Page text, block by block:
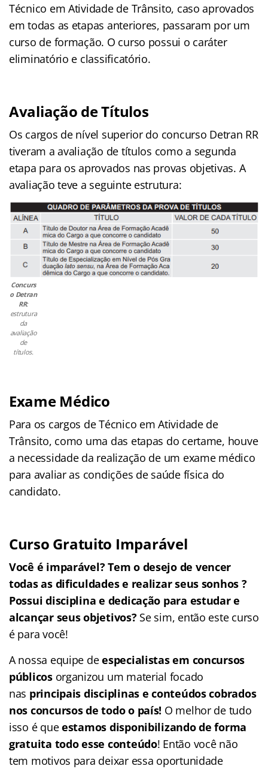
Técnico em Atividade de Trânsito, caso aprovados
em todas as etapas anteriores, passaram por um
curso de formação. O curso possui o caráter
eliminatório e classificatório.
Avaliação de Títulos
Os cargos de nível superior do concurso Detran RR
tiveram a avaliação de títulos como a segunda
etapa para os aprovados nas provas objetivas. A
avaliação teve a seguinte estrutura:
Concurs
o Detran
RR:
estrutura
da
avaliação
de
títulos.
Exame Médico
Para os cargos de Técnico em Atividade de
Trânsito, como uma das etapas do certame, houve
a necessidade da realização de um exame médico
para avaliar as condições de saúde física do
candidato.
Curso Gratuito Imparável
Você é imparável? Tem o desejo de vencer
todas as dificuldades e realizar seus sonhos ?
Possui disciplina e dedicação para estudar e
alcançar seus objetivos?Se sim, então este curso
é para você!
A nossa equipe deespecialistas em concursos
públicosorganizou um material focado
nas principais disciplinas e conteúdos cobrados
nos concursos de todo o país! O melhor de tudo
isso é queestamos disponibilizando de forma
gratuita todo esse conteúdo! Então você não
tem motivos para deixar essa oportunidade